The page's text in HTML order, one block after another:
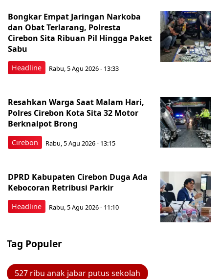
Headline
Bongkar Empat Jaringan Narkoba
dan Obat Terlarang, Polresta
Cirebon Sita Ribuan Pil Hingga Paket
Sabu
Rabu, 5 Agu 2026 - 13:33
Cirebon
Resahkan Warga Saat Malam Hari,
Polres Cirebon Kota Sita 32 Motor
Berknalpot Brong
Rabu, 5 Agu 2026 - 13:15
Headline
DPRD Kabupaten Cirebon Duga Ada
Kebocoran Retribusi Parkir
Rabu, 5 Agu 2026 - 11:10
Tag Populer
527 ribu anak jabar putus sekolah